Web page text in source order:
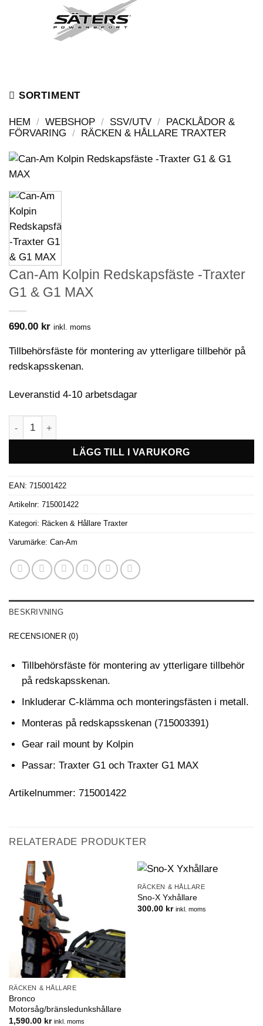
SORTIMENT
HEM / WEBSHOP / SSV/UTV / PACKLÅDOR &
FÖRVARING / RÄCKEN & HÅLLARE TRAXTER
Can-Am Kolpin Redskapsfäste -Traxter
G1 & G1 MAX
690.00 kr inkl. moms
Tillbehörsfäste för montering av ytterligare tillbehör på
redskapsskenan.
Leveranstid 4-10 arbetsdagar
Can-Am Kolpin Redskapsfäste -Traxter G1 & G1 MAX mängd
LÄGG TILL I VARUKORG
EAN: 715001422
Artikelnr: 715001422
Kategori: Räcken & Hållare Traxter
Varumärke: Can-Am
BESKRIVNING
RECENSIONER (0)
Tillbehörsfäste för montering av ytterligare tillbehör
på redskapsskenan.
Inkluderar C-klämma och monteringsfästen i metall.
Monteras på redskapsskenan (715003391)
Gear rail mount by Kolpin
Passar: Traxter G1 och Traxter G1 MAX
Artikelnummer: 715001422
RELATERADE PRODUKTER
RÄCKEN & HÅLLARE
Bronco
Motorsåg/bränsledunkshållare
1,590.00 kr inkl. moms
RÄCKEN & HÅLLARE
Sno-X Yxhållare
300.00 kr inkl. moms